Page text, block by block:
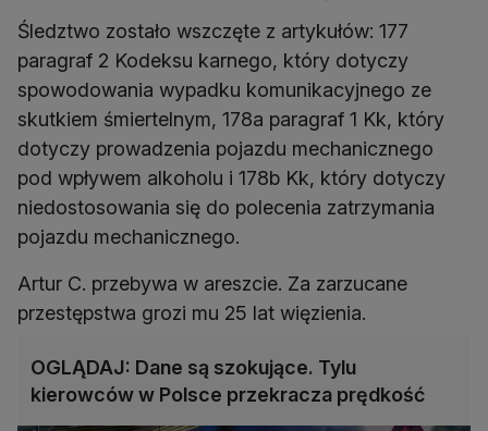
Śledztwo zostało wszczęte z artykułów: 177
paragraf 2 Kodeksu karnego, który dotyczy
spowodowania wypadku komunikacyjnego ze
skutkiem śmiertelnym, 178a paragraf 1 Kk, który
dotyczy prowadzenia pojazdu mechanicznego
pod wpływem alkoholu i 178b Kk, który dotyczy
niedostosowania się do polecenia zatrzymania
pojazdu mechanicznego.
Artur C. przebywa w areszcie. Za zarzucane
przestępstwa grozi mu 25 lat więzienia.
OGLĄDAJ: Dane są szokujące. Tylu
kierowców w Polsce przekracza prędkość